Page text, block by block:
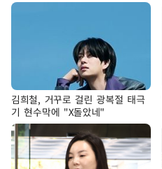
김희철, 거꾸로 걸린 광복절 태극
기 현수막에 "X돌았네"